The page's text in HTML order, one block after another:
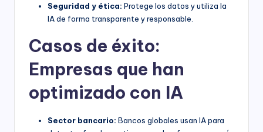
Seguridad y ética: Protege los datos y utiliza la
IA de forma transparente y responsable.
Casos de éxito:
Empresas que han
optimizado con IA
Sector bancario: Bancos globales usan IA para